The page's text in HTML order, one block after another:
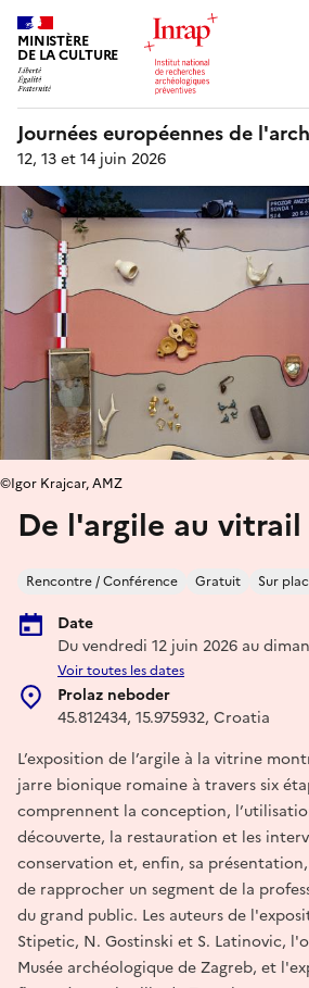
MINISTÈRE
DE LA CULTURE
Journées européennes de
12, 13 et 14 juin 2026
De l'argile au vitrail
Rencontre / Conférence Gratuit Sur
Date
Du vendredi 12 juin 2026 au
Voir toutes les dates
Prolaz neboder
45.812434, 15.975932, Croatia
©Igor Krajcar, AMZ
L’exposition de l’argile à la vitrine
jarre bionique romaine à travers six
comprennent la conception,
découverte, la restauration et les
conservation et, enfin, sa
de rapprocher un segment de la
du grand public. Les auteurs de
Stipetic, N. Gostinski et S. Latinovic,
Musée archéologique de Zagreb, et